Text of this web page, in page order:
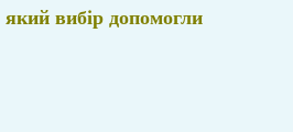
вибір допомогли